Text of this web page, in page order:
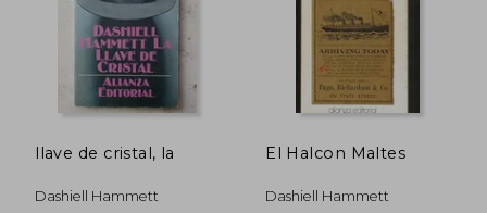
Rápido
llave de cristal, la
Dashiell Hammett
El Halcon Maltes
Dashiell Hammett